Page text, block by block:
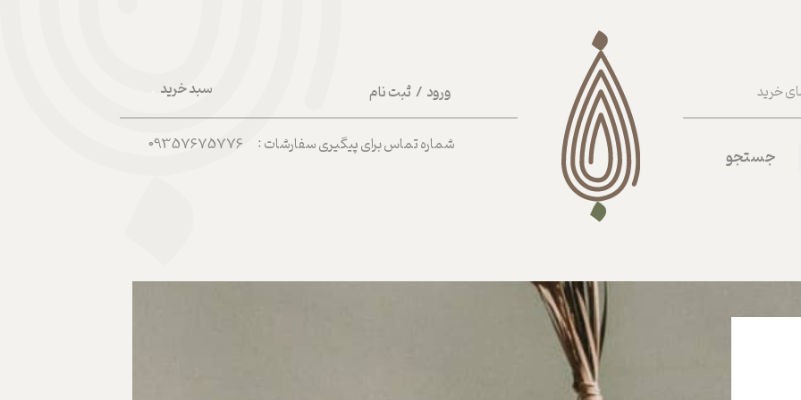
سبد خرید ورود / ثبت نام
حساب کاربری من
تغییر گذر واژه
خرید
شماره تماس برای پیگیری سفارشات : 09357675776
جستجو